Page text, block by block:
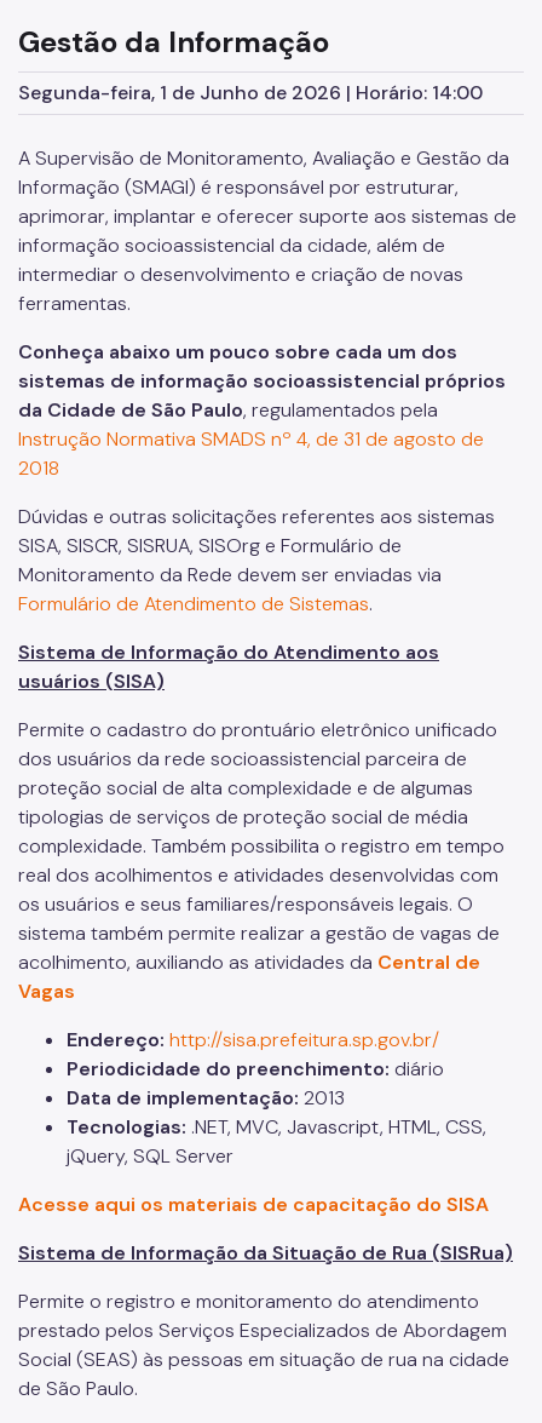
Rede Socioassistencial
Painéis
Pessoa em situação de rua
Programa Reencontro
Crianças e Adolescentes
Jovens e Adultos
Idosos
Pessoas com Deficiência
Famílias
Família Acolhedora
Mulheres Vítimas de Violência
Imigrantes
Operação Altas Temperaturas (OAT)
Operação Baixas Temperaturas (OBT)
Coordenadoria de Gestão de Benefícios
Transferência de Renda
Programa Bolsa Família
Renda Mínima
Benefício de Prestação Continuada (BPC)
Relação de Convênios e Parcerias
Instrumentais de Parcerias
Observatório Socioassistencial
Pesquisas
Gestão da Informação
Segunda-feira, 1 de Junho de 2026 | Horário: 14:00
A Supervisão de Monitoramento, Avaliação e Gestão da
Informação (SMAGI) é responsável por estruturar,
aprimorar, implantar e oferecer suporte aos sistemas de
informação socioassistencial da cidade, além de
intermediar o desenvolvimento e criação de novas
ferramentas.
Conheça abaixo um pouco sobre cada um dos
sistemas de informação socioassistencial próprios
da Cidade de São Paulo, regulamentados pela
Instrução Normativa SMADS nº 4, de 31 de agosto de
2018
Dúvidas e outras solicitações referentes aos sistemas
SISA, SISCR, SISRUA, SISOrg e Formulário de
Monitoramento da Rede devem ser enviadas via
Formulário de Atendimento de Sistemas.
Sistema de Informação do Atendimento aos
usuários (SISA)
Permite o cadastro do prontuário eletrônico unificado
dos usuários da rede socioassistencial parceira de
proteção social de alta complexidade e de algumas
tipologias de serviços de proteção social de média
complexidade. Também possibilita o registro em tempo
real dos acolhimentos e atividades desenvolvidas com
os usuários e seus familiares/responsáveis legais. O
sistema também permite realizar a gestão de vagas de
acolhimento, auxiliando as atividades da Central de
Vagas
Endereço: http://sisa.prefeitura.sp.gov.br/
Periodicidade do preenchimento: diário
Data de implementação: 2013
Tecnologias: .NET, MVC, Javascript, HTML, CSS,
jQuery, SQL Server
Acesse aqui os materiais de capacitação do SISA
Sistema de Informação da Situação de Rua (SISRua)
Permite o registro e monitoramento do atendimento
prestado pelos Serviços Especializados de Abordagem
Social (SEAS) às pessoas em situação de rua na cidade
de São Paulo.